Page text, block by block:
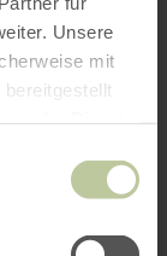
Unsere
mit